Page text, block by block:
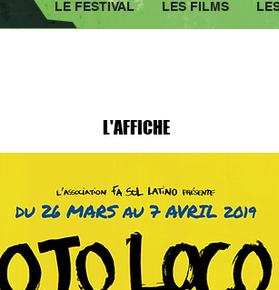
LE FESTIVAL LES FILMS
L'AFFICHE